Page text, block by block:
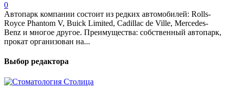
0
Автопарк компании состоит из редких автомобилей: Rolls-
Royce Phantom V, Buick Limited, Cadillac de Ville, Mercedes-
Benz и многое другое. Преимущества: собственный автопарк,
прокат организован на...
Выбор редактора